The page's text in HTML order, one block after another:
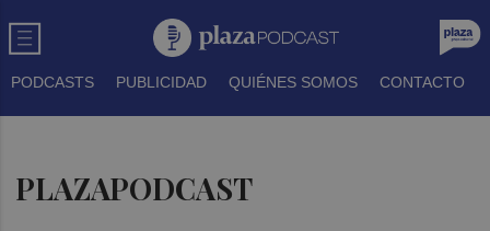
PODCASTS PUBLICIDAD QUIÉNES SOMOS CONTACTO
PLAZAPODCAST